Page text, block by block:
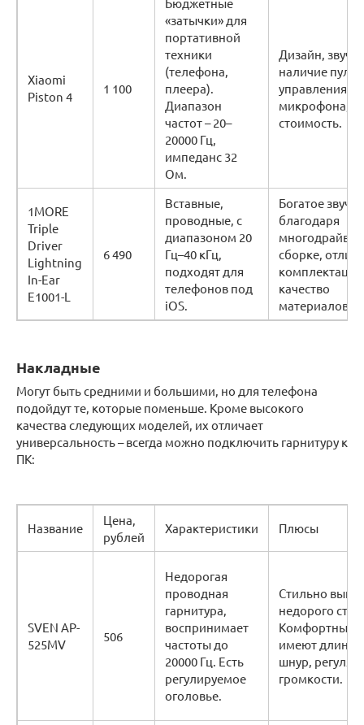
Xiaomi
Piston 4
1 100
«затычки» для
портативной
техники
(телефона,
плеера).
Диапазон
частот – 20–
20000 Гц,
импеданс 32
Ом.
Дизайн,
наличие
управления и
микрофона,
стоимость.
1MORE
Triple
Driver
Lightning
In-Ear
E1001-L
6 490
Вставные,
проводные, с
диапазоном 20
Гц–40 кГц,
подходят для
телефонов под
iOS.
Богатое
благодаря
сборке,
качество
материалов.
Накладные
Могут быть средними и большими, но для телефона
подойдут те, которые поменьше. Кроме высокого
качества следующих моделей, их отличает
универсальность – всегда можно подключить гарнитуру к
ПК:
Название
Цена,
рублей
Характеристики Плюсы
SVEN AP-
525MV
506
Недорогая
проводная
гарнитура,
воспринимает
частоты до
20000 Гц. Есть
регулируемое
оголовье.
Стильно
недорого
Комфортные,
имеют
шнур,
громкости.